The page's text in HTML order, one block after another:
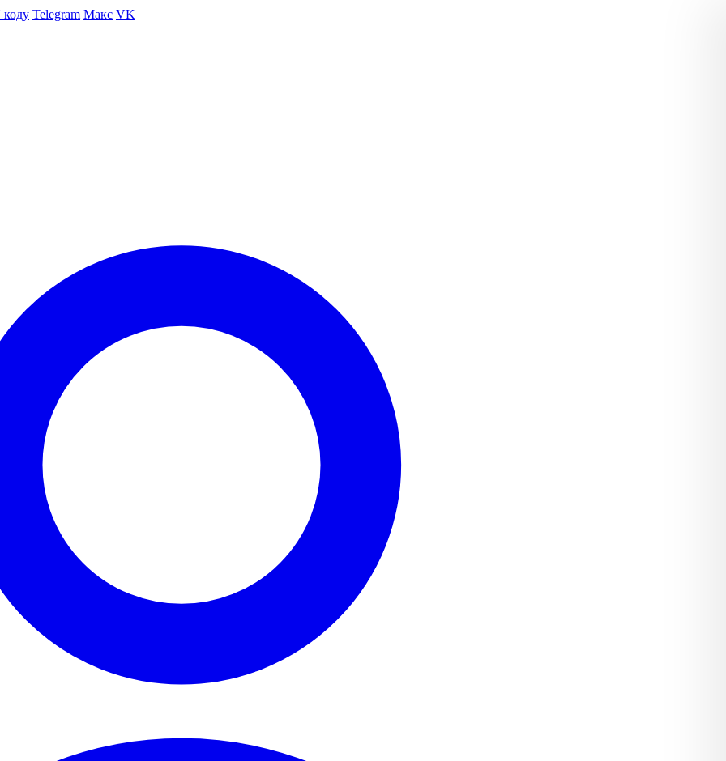
коду Telegram Макс VK